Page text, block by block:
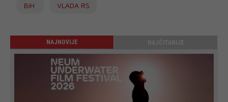
BiH VLADA RS
NAJNOVIJE